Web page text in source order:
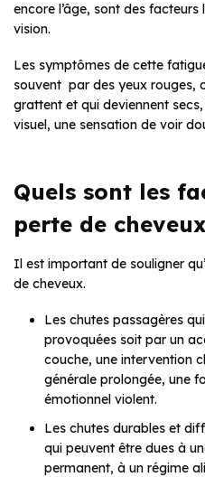
encore l’âge, sont des
vision.
Les symptômes de cette
souvent par des yeux rouges,
grattent et qui deviennent
visuel, une sensation de voir
Quels sont les
perte de
Il est important de souligner
de cheveux.
Les chutes passagères
provoquées soit par un
couche, une intervention
générale prolongée, une
émotionnel violent.
Les chutes durables et
qui peuvent être dues à
permanent, à un régime